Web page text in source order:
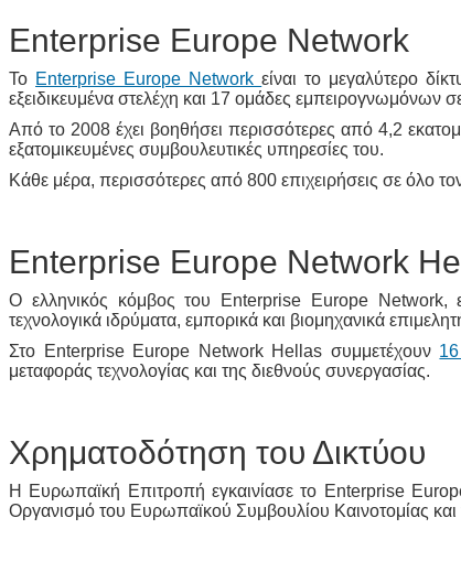
Enterprise Europe Network
Το Enterprise Europe Networkείναι το μεγαλύτερο
εξειδικευμένα στελέχη και 17 ομάδες εμπειρογνωμόνων σε
Από το 2008 έχει βοηθήσει περισσότερες από 4,2
εξατομικευμένες συμβουλευτικές υπηρεσίες του.
Κάθε μέρα, περισσότερες από 800 επιχειρήσεις σε όλο
Enterprise Europe Network
Ο ελληνικός κόμβος του Enterprise Europe Network,
τεχνολογικά ιδρύματα, εμπορικά και βιομηχανικά
Στο Enterprise Europe Network Hellas συμμετέχουν
μεταφοράς τεχνολογίας και της διεθνούς συνεργασίας.
Χρηματοδότηση του Δικτύου
Η Ευρωπαϊκή Επιτροπή εγκαινίασε το Enterprise
Οργανισμό του Ευρωπαϊκού Συμβουλίου Καινοτομίας